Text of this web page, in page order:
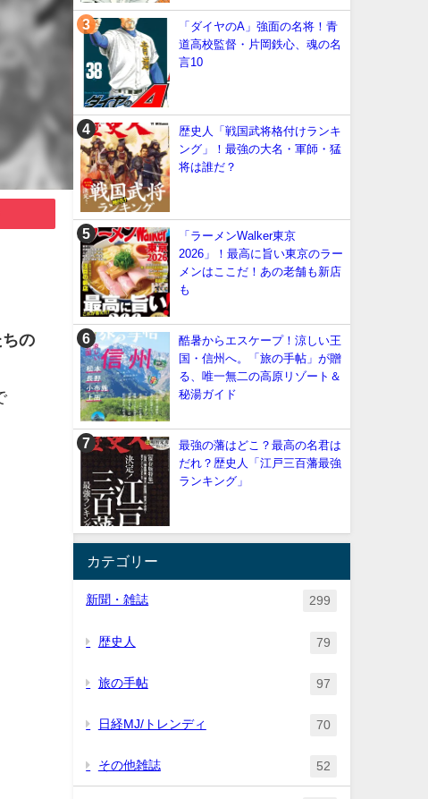
の
「ダイヤのA」強面の名将！青
道高校監督・片岡鉄心、魂の名
言10
歴史人「戦国武将格付けランキ
ング」！最強の大名・軍師・猛
将は誰だ？
「ラーメンWalker東京
2026」！最高に旨い東京のラー
メンはここだ！あの老舗も新店
も
酷暑からエスケープ！涼しい王
国・信州へ。「旅の手帖」が贈
る、唯一無二の高原リゾート＆
秘湯ガイド
最強の藩はどこ？最高の名君は
だれ？歴史人「江戸三百藩最強
ランキング」
カテゴリー
新聞・雑誌 299
歴史人 79
旅の手帖 97
日経MJ/トレンディ 70
その他雑誌 52